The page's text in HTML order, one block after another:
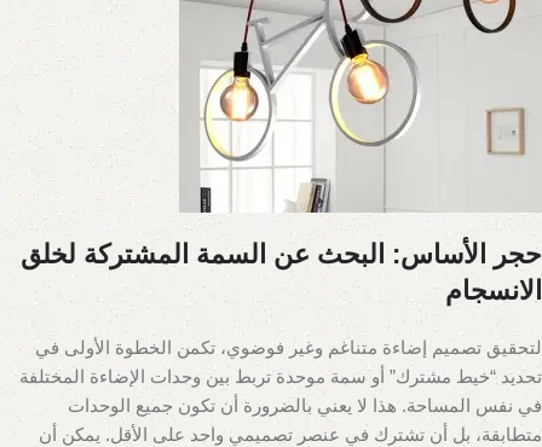
حجر الأساس: البحث عن السمة المشتركة لخلق
الانسجام
لتحقيق تصميم إضاءة متناغم وغير فوضوي، تكمن الخطوة الأولى في
تحديد “خيط مشترك” أو سمة موحدة تربط بين وحدات الإضاءة المختلفة
في نفس المساحة. هذا لا يعني بالضرورة أن تكون جميع الوحدات
متطابقة، بل أن تشترك في عنصر تصميمي واحد على الأقل. يمكن أن